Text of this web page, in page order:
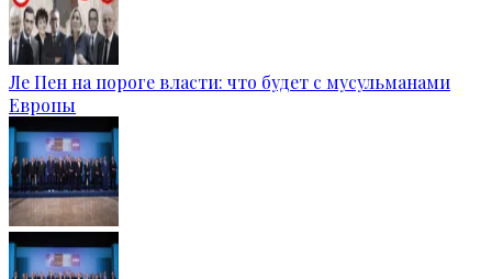
Ле Пен на пороге власти: что будет с мусульманами
Европы